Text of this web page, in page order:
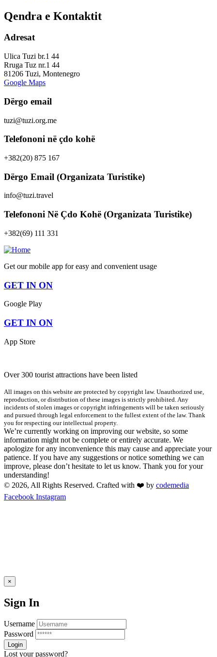
Qendra e Kontaktit
Adresat
Ulica Tuzi br.1 44
Rruga Tuz nr.1 44
81206 Tuzi, Montenegro
Google Maps
Dërgo email
tuzi@tuzi.org.me
Telefononi në çdo kohë
+382(20) 875 167
Dërgo Email (Organizata Turistike)
info@tuzi.travel
Telefononi Në Çdo Kohë (Organizata Turistike)
+382(69) 111 331
Get our mobile app for easy and convenient usage
GET IN ON
Google Play
GET IN ON
App Store
Over 300 tourist attractions have been listed
All images on this website are protected by copyright law. Unauthorized use,
reproduction, or distribution of these images is strictly prohibited. Any
incidents of stolen images or copyright infringements will be taken seriously
and pursued through legal enforcement to the fullest extent of the law. Thank
you for respecting our intellectual property.
We’re currently working on improving our website, so some
information might not be complete or entirely accurate. We
apologize for any inconvenience this may cause and appreciate your
patience. If you have any suggestions or notice something we can
improve, please don’t hesitate to let us know. Thank you for your
understanding!
© 2026, All Rights Reserved. Crafted with ❤️ by codemedia
Facebook Instagram
×
Sign In
Username
Password
Lost your password?